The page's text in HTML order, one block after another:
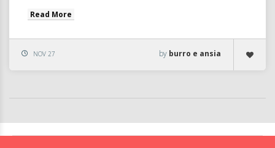
Read More
NOV 27 by burro e ansia